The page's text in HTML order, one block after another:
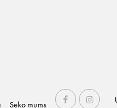
Seko mums